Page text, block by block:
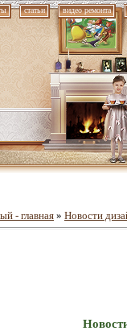
статьи видео ремонта
- главная » Новости